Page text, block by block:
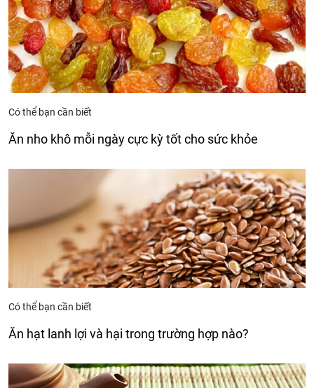
Có thể bạn cần biết
Ăn nho khô mỗi ngày cực kỳ tốt cho sức khỏe
Có thể bạn cần biết
Ăn hạt lanh lợi và hại trong trường hợp nào?